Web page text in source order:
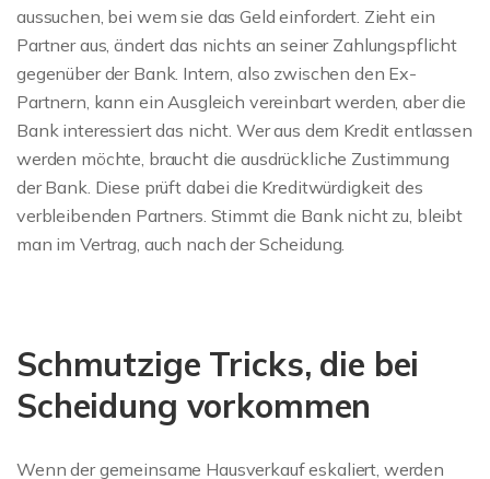
aussuchen, bei wem sie das Geld einfordert. Zieht ein
Partner aus, ändert das nichts an seiner Zahlungspflicht
gegenüber der Bank. Intern, also zwischen den Ex-
Partnern, kann ein Ausgleich vereinbart werden, aber die
Bank interessiert das nicht. Wer aus dem Kredit entlassen
werden möchte, braucht die ausdrückliche Zustimmung
der Bank. Diese prüft dabei die Kreditwürdigkeit des
verbleibenden Partners. Stimmt die Bank nicht zu, bleibt
man im Vertrag, auch nach der Scheidung.
Schmutzige Tricks, die bei
Scheidung vorkommen
Wenn der gemeinsame Hausverkauf eskaliert, werden